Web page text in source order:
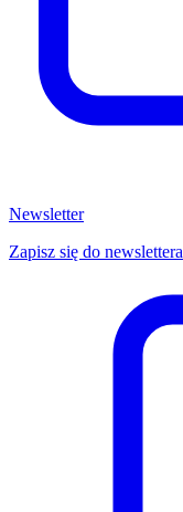
Newsletter
Zapisz się do newslettera